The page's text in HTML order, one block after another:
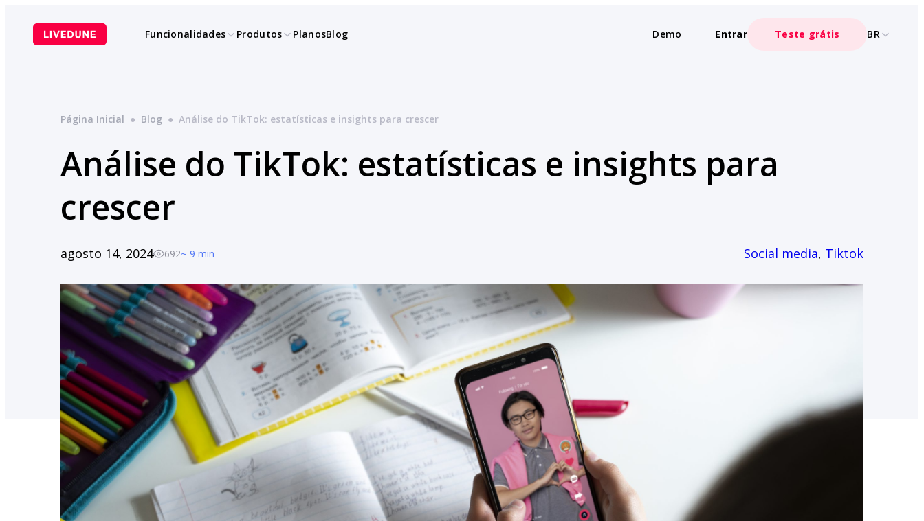
Funcionalidades Produtos PlanosBlog Demo Entrar Teste grátis BR
Página Inicial ● Blog ● Análise do TikTok: estatísticas e insights para crescer
Análise do TikTok: estatísticas e insights para
crescer
agosto 14, 2024 692~ 9 min Social media, Tiktok